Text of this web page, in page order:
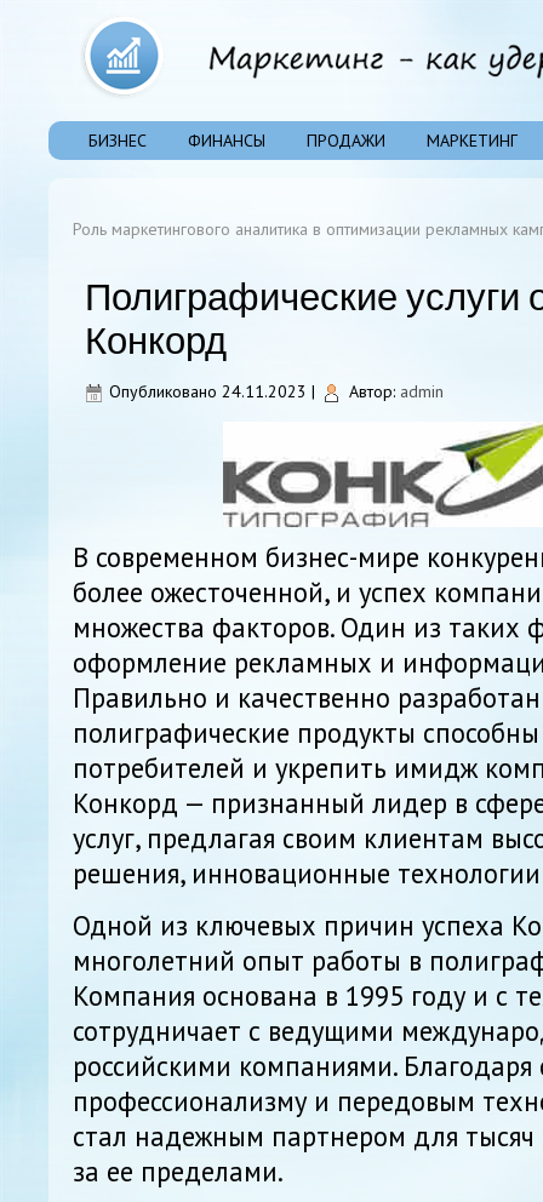
БИЗНЕС ФИНАНСЫ ПРОДАЖИ МАРКЕТИНГ
Роль маркетингового аналитика в оптимизации рекламных
Полиграфические услуги
Конкорд
Опубликовано 24.11.2023 | Автор: admin
В современном бизнес-мире
более ожесточенной, и успех
множества факторов. Один из таких
оформление рекламных и
Правильно и качественно
полиграфические продукты
потребителей и укрепить имидж
Конкорд — признанный лидер в
услуг, предлагая своим клиентам
решения, инновационные
Одной из ключевых причин успеха
многолетний опыт работы в
Компания основана в 1995 году и с
сотрудничает с ведущими
российскими компаниями. Благодаря
профессионализму и передовым
стал надежным партнером для тысяч
за ее пределами.